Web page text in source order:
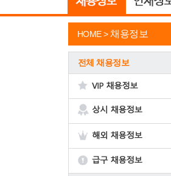
HOME > 채용정보
전체 채용정보